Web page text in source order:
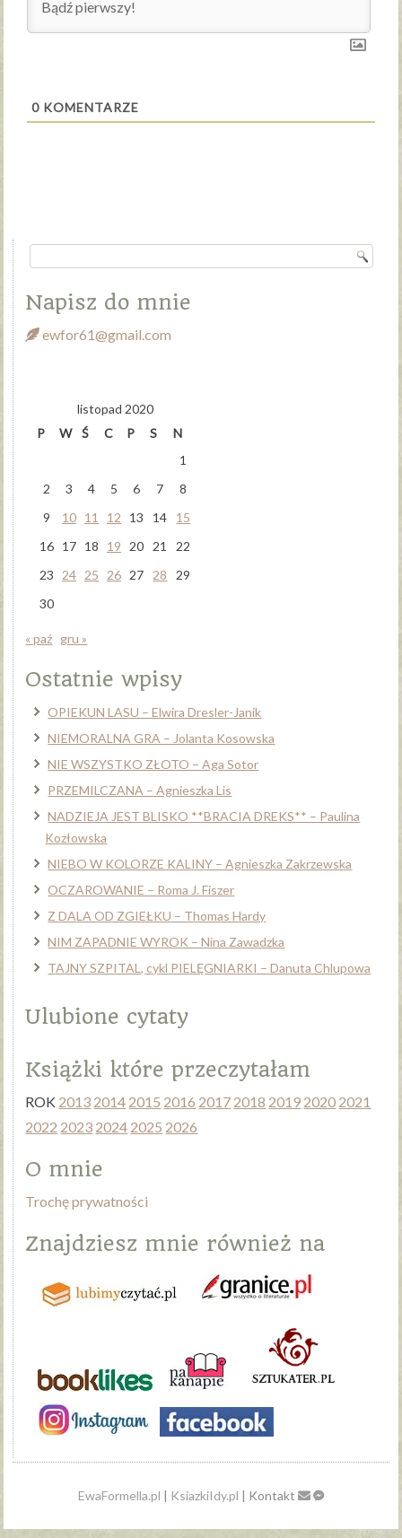
0 KOMENTARZE
Napisz do mnie
ewfor61@gmail.com
listopad 2020
P
W Ś C P S
N
1
2
3 4 5 6 7
8
9
10 11 12 13 14
15
16 17 18 19 20 21
22
23
24 25 26 27 28
29
30
« paź gru »
Ostatnie wpisy
OPIEKUN LASU – Elwira Dresler-Janik
NIEMORALNA GRA – Jolanta Kosowska
NIE WSZYSTKO ZŁOTO – Aga Sotor
PRZEMILCZANA – Agnieszka Lis
NADZIEJA JEST BLISKO **BRACIA DREKS** – Paulina
Kozłowska
NIEBO W KOLORZE KALINY – Agnieszka Zakrzewska
OCZAROWANIE – Roma J. Fiszer
Z DALA OD ZGIEŁKU – Thomas Hardy
NIM ZAPADNIE WYROK – Nina Zawadzka
TAJNY SZPITAL, cykl PIELĘGNIARKI – Danuta Chlupowa
Ulubione cytaty
Książki które przeczytałam
ROK 2013 2014 2015 2016 2017 2018 2019 2020 2021
2022 2023 2024 2025 2026
O mnie
Trochę prywatności
Znajdziesz mnie również na
EwaFormella.pl | KsiazkiIdy.pl | Kontakt